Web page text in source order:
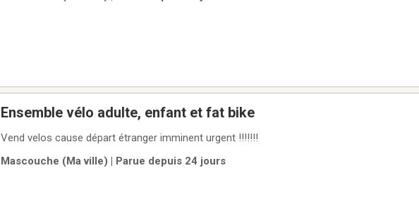
Ensemble vélo adulte, enfant et fat bike
Vend velos cause départ étranger imminent urgent !!!!!!!
Mascouche (Ma ville) | Parue depuis 24 jours